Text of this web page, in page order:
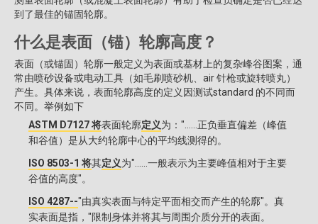
到了最佳的锚固轮廓。
什么是表面（锚）轮廓高度？
表面（或锚固）轮廓一般定义为表面或基材上的复杂峰谷图案，通
常由喷砂设备或电动工具（如毛刷喷砂机、air 针枪或旋转喷丸）
产生。具体来说，表面轮廓高度的定义因测试standard 的不同而
不同。举例如下
ASTM D7127 将表面轮廓定义为："......正负垂直偏差（峰值
和谷值）是从大约轮廓中心的平均线测得的。
ISO 8503-1 将其定义为"......一般表示为主要峰值相对于主要
谷值的高度"。
ISO 4287--"由真实表面与特定平面相交而产生的轮廓"。真
实表面是指，"限制身体并将其与周围介质分开的表面。